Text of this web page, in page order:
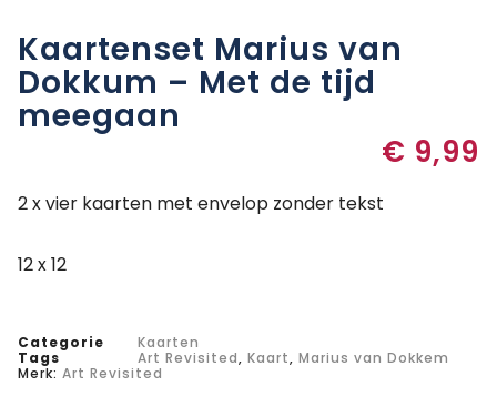
Kaartenset Marius van
Dokkum – Met de tijd
meegaan
€ 9,99
2 x vier kaarten met envelop zonder tekst
12 x 12
Categorie
Kaarten
Tags
Art Revisited, Kaart, Marius van Dokkem
Merk: Art Revisited